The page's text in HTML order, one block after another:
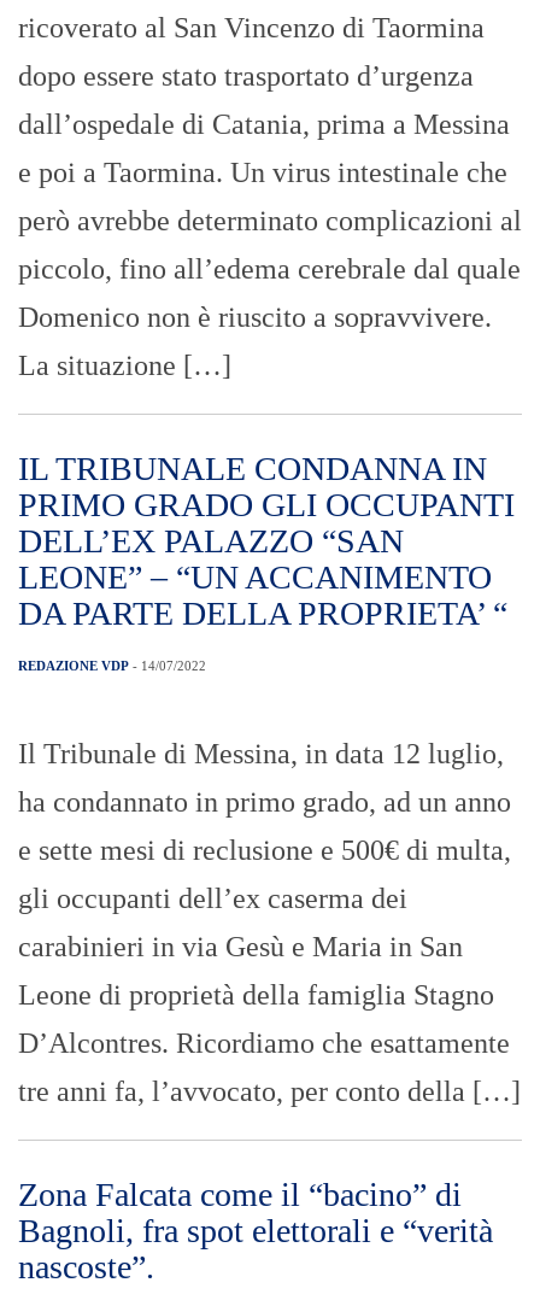
ricoverato al San Vincenzo di Taormina
dopo essere stato trasportato d’urgenza
dall’ospedale di Catania, prima a Messina
e poi a Taormina. Un virus intestinale che
però avrebbe determinato complicazioni al
piccolo, fino all’edema cerebrale dal quale
Domenico non è riuscito a sopravvivere.
La situazione […]
IL TRIBUNALE CONDANNA IN
PRIMO GRADO GLI OCCUPANTI
DELL’EX PALAZZO “SAN
LEONE” – “UN ACCANIMENTO
DA PARTE DELLA PROPRIETA’ “
REDAZIONE VDP - 14/07/2022
Il Tribunale di Messina, in data 12 luglio,
ha condannato in primo grado, ad un anno
e sette mesi di reclusione e 500€ di multa,
gli occupanti dell’ex caserma dei
carabinieri in via Gesù e Maria in San
Leone di proprietà della famiglia Stagno
D’Alcontres. Ricordiamo che esattamente
tre anni fa, l’avvocato, per conto della […]
Zona Falcata come il “bacino” di
Bagnoli, fra spot elettorali e “verità
nascoste”.